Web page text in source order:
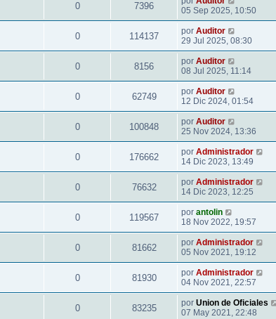
0 7396
05 Sep 2025, 10:50
0 114137 por Auditor
29 Jul 2025, 08:30
0 8156 por Auditor
08 Jul 2025, 11:14
0 62749 por Auditor
12 Dic 2024, 01:54
0 100848 por Auditor
25 Nov 2024, 13:36
0 176662 por Administrador
14 Dic 2023, 13:49
0 76632 por Administrador
14 Dic 2023, 12:25
0 119567 por antolin
18 Nov 2022, 19:57
0 81662 por Administrador
05 Nov 2021, 19:12
0 81930 por Administrador
04 Nov 2021, 22:57
0 83235 por Union de Oficiales
07 May 2021, 22:48